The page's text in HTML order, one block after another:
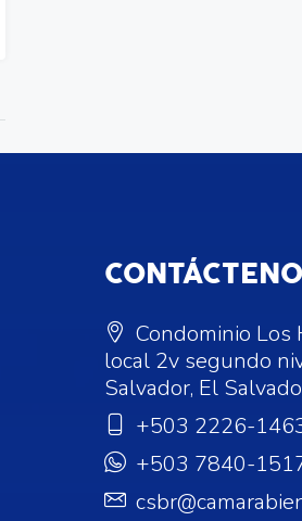
Condominio Los
local 2v segundo
Salvador, El
+503 2226-
+503 7840-